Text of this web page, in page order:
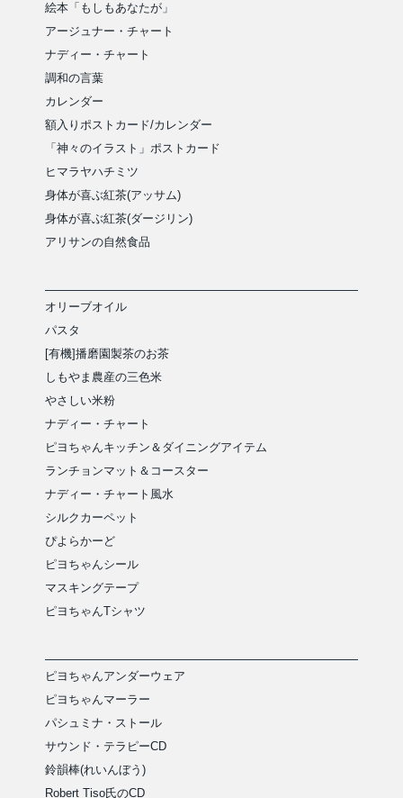
絵本「もしもあなたが」
アージュナー・チャート
ナディー・チャート
調和の言葉
カレンダー
額入りポストカード/カレンダー
「神々のイラスト」ポストカード
ヒマラヤハチミツ
身体が喜ぶ紅茶(アッサム)
身体が喜ぶ紅茶(ダージリン)
アリサンの自然食品
オリーブオイル
パスタ
[有機]播磨園製茶のお茶
しもやま農産の三色米
やさしい米粉
ナディー・チャート
ピヨちゃんキッチン＆ダイニングアイテム
ランチョンマット＆コースター
ナディー・チャート風水
シルクカーペット
ぴよらかーど
ピヨちゃんシール
マスキングテープ
ピヨちゃんTシャツ
ピヨちゃんアンダーウェア
ピヨちゃんマーラー
パシュミナ・ストール
サウンド・テラピーCD
鈴韻棒(れいんぼう)
Robert Tiso氏のCD